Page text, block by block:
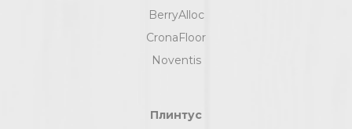
BerryAlloc
CronaFloor
Noventis
Плинтус